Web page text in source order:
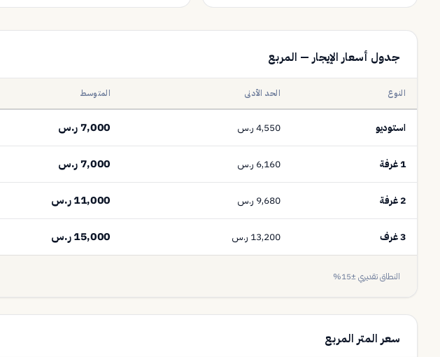
جدول أسعار الإيجار — المربع
النوع الحد الأدنى المتوسط
استوديو 4,550 ر.س 7,000 ر.س
1 غرفة 6,160 ر.س 7,000 ر.س
2 غرفة 9,680 ر.س 11,000 ر.س
3 غرف 13,200 ر.س 15,000 ر.س
النطاق تقديري ±15%
سعر المتر المربع